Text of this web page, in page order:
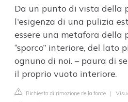
Da un punto di vista della
l'esigenza di una pulizia
essere una metafora della
“sporco” interiore, del lato
ognuno di noi. – paura di
il proprio vuoto interiore.
Richiesta di rimozione della fonte |